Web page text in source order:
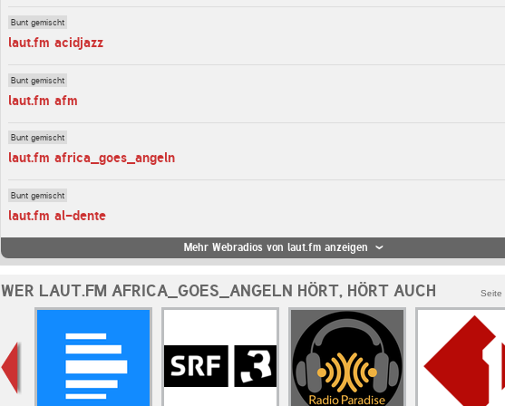
Bunt gemischt
laut.fm acidjazz
Bunt gemischt
laut.fm afm
Bunt gemischt
laut.fm africa_goes_angeln
Bunt gemischt
laut.fm al-dente
Mehr Webradios von laut.fm anzeigen
WER LAUT.FM AFRICA_GOES_ANGELN HÖRT, HÖRT AUCH Seite